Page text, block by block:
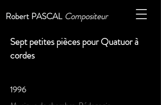
Robert PASCAL Compositeur
Sept petites pièces pour Quatuor à
cordes
1996